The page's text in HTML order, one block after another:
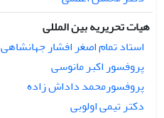
هیات تحریریه بین المللی
استاد تمام اصغر افشار جهانشاهی
پروفسور اکبر مانوسی
پروفسورمحمد داداش زاده
دکتر تیمی اولوبی